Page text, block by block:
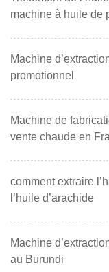
machine à huile de
Machine
promotionnel
Machine de
vente chaude en
comment extraire
l’huile d’arachide
Machine
au Burundi